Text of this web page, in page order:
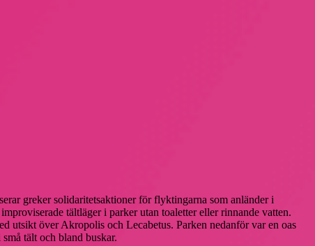
greker solidaritetsaktioner för flyktingarna som anländer i
tältläger i parker utan toaletter eller rinnande vatten.
utsikt över Akropolis och Lecabetus. Parken nedanför var en oas
tält och bland buskar.